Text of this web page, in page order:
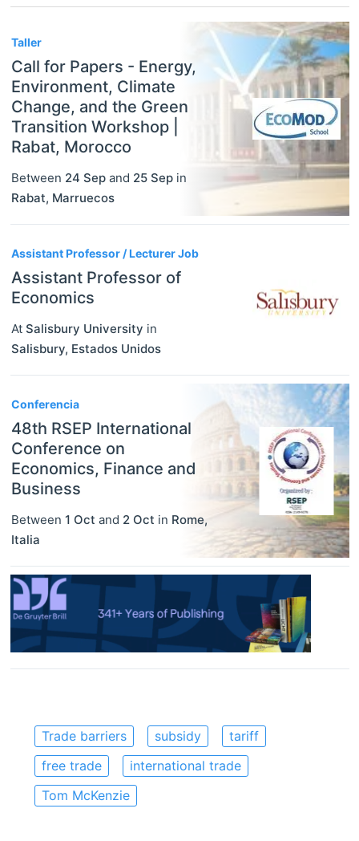
Taller
Call for Papers - Energy,
Environment, Climate
Change, and the Green
Transition Workshop |
Rabat, Morocco
Between 24 Sep and 25 Sep in
Rabat, Marruecos
Assistant Professor / Lecturer Job
Assistant Professor of
Economics
At Salisbury University in
Salisbury, Estados Unidos
Conferencia
48th RSEP International
Conference on
Economics, Finance and
Business
Between 1 Oct and 2 Oct in Rome,
Italia
Trade barriers subsidy
tariff
free trade
international trade
Tom McKenzie